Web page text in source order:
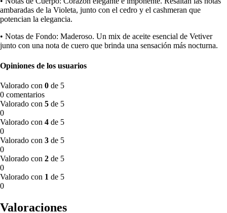
ambaradas de la Violeta, junto con el cedro y el cashmeran que
potencian la elegancia.
• Notas de Fondo: Maderoso. Un mix de aceite esencial de Vetiver
junto con una nota de cuero que brinda una sensación más nocturna.
Opiniones de los usuarios
Valorado con 0 de 5
0 comentarios
Valorado con 5 de 5
0
Valorado con 4 de 5
0
Valorado con 3 de 5
0
Valorado con 2 de 5
0
Valorado con 1 de 5
0
Valoraciones